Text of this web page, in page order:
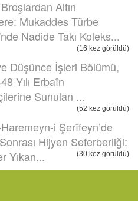
Altın
Mukaddes Türbe
Nadide Takı Koleks...
(16 kez görüldü)
Düşünce İşleri Bölümü,
Yılı Erbaîn
Sunulan ...
(52 kez görüldü)
i Şerîfeyn’de
Hijyen Seferberliği:
Yıkan...
(30 kez görüldü)